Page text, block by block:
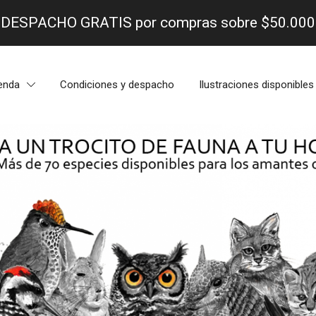
Condiciones y despacho Ilustraciones disponibles
GRATIS por compras sobre